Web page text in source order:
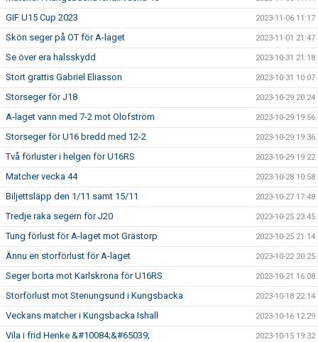
GIF U15 Cup 2023 2023-11-06 11:17
Skön seger på OT för A-laget 2023-11-01 21:47
Se över era halsskydd 2023-10-31 21:18
Stort grattis Gabriel Eliasson 2023-10-31 10:07
Storseger för J18 2023-10-29 20:24
A-laget vann med 7-2 mot Olofström 2023-10-29 19:56
Storseger för U16 bredd med 12-2 2023-10-29 19:36
Två förluster i helgen för U16RS 2023-10-29 19:22
Matcher vecka 44 2023-10-28 10:58
Biljettsläpp den 1/11 samt 15/11 2023-10-27 17:48
Tredje raka segern för J20 2023-10-25 23:45
Tung förlust för A-laget mot Grästorp 2023-10-25 21:14
Ännu en storförlust för A-laget 2023-10-22 20:25
Seger borta mot Karlskrona för U16RS 2023-10-21 16:08
Storförlust mot Stenungsund i Kungsbacka 2023-10-18 22:14
Veckans matcher i Kungsbacka Ishall 2023-10-16 12:29
Vila i frid Henke &#10084;&#65039; 2023-10-15 19:32